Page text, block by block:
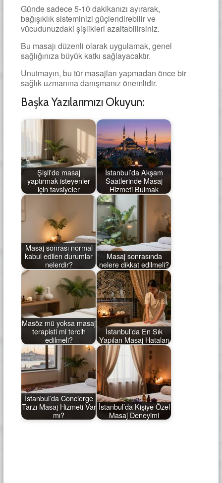
Günde sadece 5-10 dakikanızı ayırarak,
bağışıklık sisteminizi güçlendirebilir ve
vücudunuzdaki şişlikleri azaltabilirsiniz.
Bu masajı düzenli olarak uygulamak, genel
sağlığınıza büyük katkı sağlayacaktır.
Unutmayın, bu tür masajları yapmadan önce bir
sağlık uzmanına danışmanız önemlidir.
Başka Yazılarımızı Okuyun:
Şişli'de masaj
yaptırmak isteyenler
için tavsiyeler
İstanbul’da Akşam
Saatlerinde Masaj
Hizmeti Bulmak
Masaj sonrası normal
kabul edilen durumlar
nelerdir?
Masaj sonrasında
nelere dikkat edilmeli?
Masöz mü yoksa masaj
terapisti mi tercih
edilmeli?
İstanbul’da En Sık
Yapılan Masaj Hataları
İstanbul’da Concierge
Tarzı Masaj Hizmeti Var
mı?
İstanbul’da Kişiye Özel
Masaj Deneyimi